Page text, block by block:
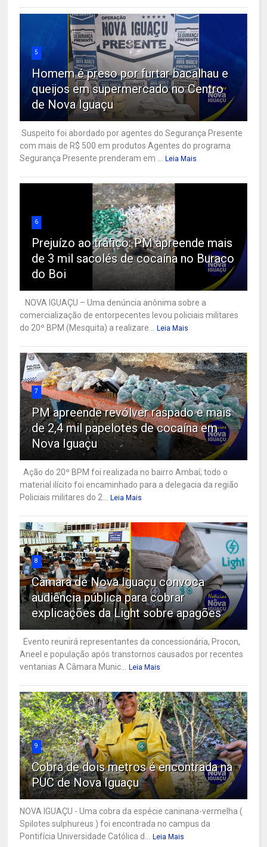
5
Homem é preso por furtar bacalhau e
queijos em supermercado no Centro
de Nova Iguaçu
Suspeito foi abordado por agentes do Segurança Presente
com mais de R$ 500 em produtos Agentes do programa
Segurança Presente prenderam em ...
Leia Mais
6
Prejuízo ao tráfico: PM apreende mais
de 3 mil sacolés de cocaína no Buraco
do Boi
NOVA IGUAÇU – Uma denúncia anônima sobre a
comercialização de entorpecentes levou policiais militares
do 20º BPM (Mesquita) a realizare...
Leia Mais
7
PM apreende revólver raspado e mais
de 2,4 mil papelotes de cocaína em
Nova Iguaçu
Ação do 20º BPM foi realizada no bairro Ambaí; todo o
material ilícito foi encaminhado para a delegacia da região
Policiais militares do 2...
Leia Mais
8
Câmara de Nova Iguaçu convoca
audiência pública para cobrar
explicações da Light sobre apagões
Evento reunirá representantes da concessionária, Procon,
Aneel e população após transtornos causados por recentes
ventanias A Câmara Munic...
Leia Mais
9
Cobra de dois metros é encontrada na
PUC de Nova Iguaçu
NOVA IGUAÇU - Uma cobra da espécie caninana-vermelha (
Spilotes sulphureus ) foi encontrada no campus da
Pontifícia Universidade Católica d...
Leia Mais